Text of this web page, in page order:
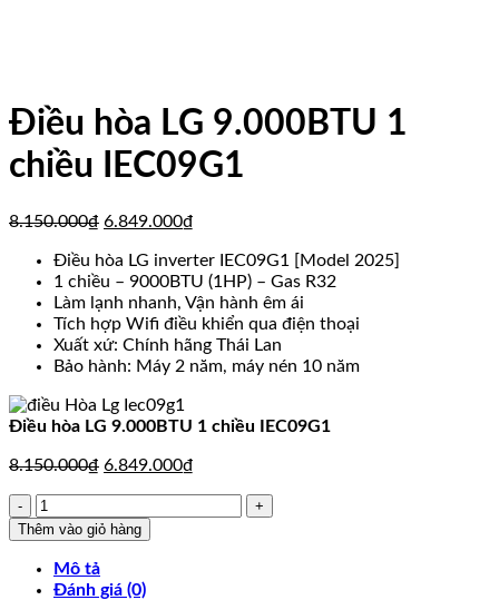
Điều hòa LG 9.000BTU 1
chiều IEC09G1
8.150.000₫ Giá
là:
8.150.000₫.
6.849.000₫
tại
là:
6.849.000₫.
Điều hòa LG inverter IEC09G1 [Model 2025]
1 chiều – 9000BTU (1HP) – Gas R32
Làm lạnh nhanh, Vận hành êm ái
Tích hợp Wifi điều khiển qua điện thoại
Xuất xứ: Chính hãng Thái Lan
Bảo hành: Máy 2 năm, máy nén 10 năm
Điều hòa LG 9.000BTU 1 chiều IEC09G1
8.150.000₫ Giá
8.150.000₫.
6.849.000₫
Điều
hòa
LG
9.000BTU
1
Thêm vào giỏ hàng
Mô tả
Đánh giá (0)